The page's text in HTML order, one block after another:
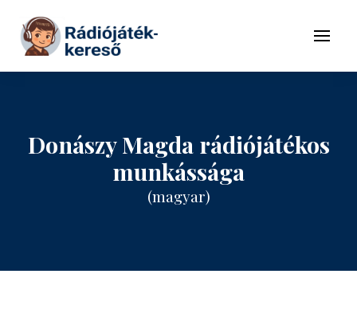
Tovább a tartalomhoz
Menü
Donászy Magda rádiójátékos
munkássága
(magyar)